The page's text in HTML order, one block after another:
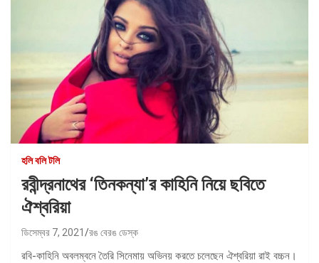
হলি বলি টলি
রবীন্দ্রনাথের ‘তিনকন্যা’র কাহিনি নিয়ে ছবিতে
ঐশ্বরিয়া
ডিসেম্বর 7, 2021 রঙ বেরঙ ডেস্ক
রবি-কাহিনি অবলম্বনে তৈরি সিনেমায় অভিনয় করতে চলেছেন ঐশ্বরিয়া রাই বচ্চন।